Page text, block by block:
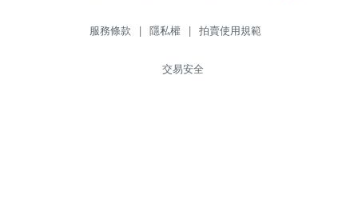
服務條款 | 隱私權 | 拍賣使用規範
交易安全